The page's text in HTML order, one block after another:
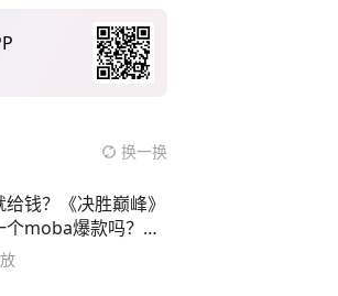
换一换
钱？《决胜巅峰》
个moba爆款吗？#